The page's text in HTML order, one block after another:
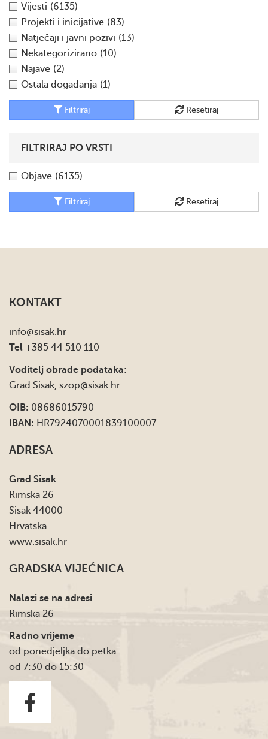
Vijesti (6135)
Projekti i inicijative (83)
Natječaji i javni pozivi (13)
Nekategorizirano (10)
Najave (2)
Ostala događanja (1)
Filtriraj Resetiraj
FILTRIRAJ PO VRSTI
Objave (6135)
Filtriraj Resetiraj
KONTAKT
info@sisak.hr
Tel +385 44 510 110
Voditelj obrade podataka:
Grad Sisak, szop@sisak.hr
OIB: 08686015790
IBAN: HR7924070001839100007
ADRESA
Grad Sisak
Rimska 26
Sisak 44000
Hrvatska
www.sisak.hr
GRADSKA VIJEĆNICA
Nalazi se na adresi
Rimska 26
Radno vrijeme
od ponedjeljka do petka
od 7:30 do 15:30